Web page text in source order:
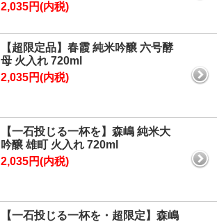
2,035円(内税)
【超限定品】春霞 純米吟醸 六号酵
母 火入れ 720ml
2,035円(内税)
【一石投じる一杯を】森嶋 純米大
吟醸 雄町 火入れ 720ml
2,035円(内税)
【一石投じる一杯を・超限定】森嶋